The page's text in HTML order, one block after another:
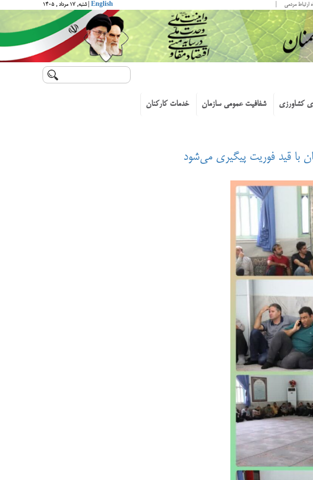
English | شنبه, ۱۷ مرداد , ۱۴۰۵ ارتباط مردمی
کشاورزی شفافیت عمومی سازمان خدمات کارکنان
با قید فوریت پیگیری می‌شود